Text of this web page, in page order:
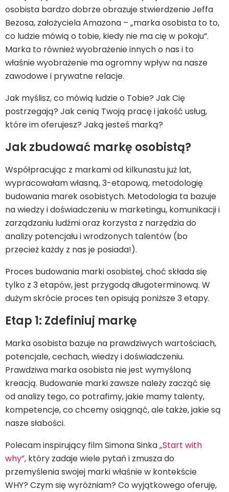
osobista bardzo dobrze obrazuje stwierdzenie Jeffa
Bezosa, założyciela Amazona – „marka osobista to to,
co ludzie mówią o tobie, kiedy nie ma cię w pokoju”.
Marka to również wyobrażenie innych o nas i to
właśnie wyobrażenie ma ogromny wpływ na nasze
zawodowe i prywatne relacje.
Jak myślisz, co mówią ludzie o Tobie? Jak Cię
postrzegają? Jak cenią Twoją pracę i jakość usług,
które im oferujesz? Jaką jesteś marką?
Jak zbudować markę osobistą?
Współpracując z markami od kilkunastu już lat,
wypracowałam własną, 3-etapową, metodologię
budowania marek osobistych. Metodologia ta bazuje
na wiedzy i doświadczeniu w marketingu, komunikacji i
zarządzaniu ludźmi oraz korzysta z narzędzia do
analizy potencjału i wrodzonych talentów (bo
przecież każdy z nas je posiada!).
Proces budowania marki osobistej, choć składa się
tylko z 3 etapów, jest przygodą długoterminową. W
dużym skrócie proces ten opisują poniższe 3 etapy.
Etap 1: Zdefiniuj markę
Marka osobista bazuje na prawdziwych wartościach,
potencjale, cechach, wiedzy i doświadczeniu.
Prawdziwa marka osobista nie jest wymyśloną
kreacją. Budowanie marki zawsze należy zacząć się
od analizy tego, co potrafimy, jakie mamy talenty,
kompetencje, co chcemy osiągnąć, ale także, jakie są
nasze słabości.
Polecam inspirujący film Simona Sinka„Start with
why”, który zadaje wiele pytań i zmusza do
przemyślenia swojej marki właśnie w kontekście
WHY? Czym się wyróżniam? Co wyjątkowego oferuję,